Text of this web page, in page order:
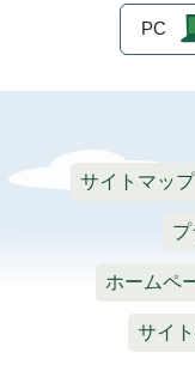
PC
サイトマップ
ホームペ
サイ